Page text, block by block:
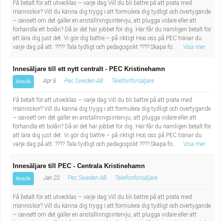
Industriell tillverkning
Installation, drift, underhåll
Kultur, media, design
Militärt arbete
Naturbruk
Pedagogiskt arbete
Sanering och renhållning
Behandlingsassistent/Socialpedagog
Tandsköterska
Tidningsbud/Tidningsdistributör
Lärare i fritidshem/Fritidspedagog
Taxiförare/Taxichaufför
sekreterare
Lastbilsförare m.fl.
Få betalt för att utvecklas – varje dag Vill du bli bättre på att prata med
människor? Vill du känna dig trygg i att formulera dig tydligt och övertygande
– oavsett om det gäller en anställningsintervju, att plugga vidare eller att
förhandla ett bolån? Då är det här jobbet för dig. Här får du nämligen betalt för
att lära dig just det. Vi gör dig bättre – på riktigt Hos oss på PEC tränar du
varje dag på att: ???? Tala tydligt och pedagogiskt ???? Skapa fö...
Visa mer
Innesäljare till ett nytt centralt - PEC Kristinehamn
Ansök Apr 6 Pec Sweden AB Telefonförsäljare
Få betalt för att utvecklas – varje dag Vill du bli bättre på att prata med
människor? Vill du känna dig trygg i att formulera dig tydligt och övertygande
– oavsett om det gäller en anställningsintervju, att plugga vidare eller att
förhandla ett bolån? Då är det här jobbet för dig. Här får du nämligen betalt för
att lära dig just det. Vi gör dig bättre – på riktigt Hos oss på PEC tränar du
varje dag på att: ???? Tala tydligt och pedagogiskt ???? Skapa fö...
Visa mer
Innesäljare till PEC - Centrala Kristinehamn
Ansök Jan 23 Pec Sweden AB Telefonförsäljare
Få betalt för att utvecklas – varje dag Vill du bli bättre på att prata med
människor? Vill du känna dig trygg i att formulera dig tydligt och övertygande
– oavsett om det gäller en anställningsintervju, att plugga vidare eller att